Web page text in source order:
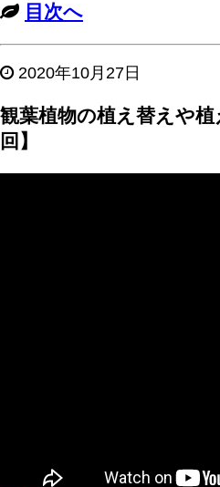
目次へ
2020年10月27日
観葉植物の植え替えや
回】